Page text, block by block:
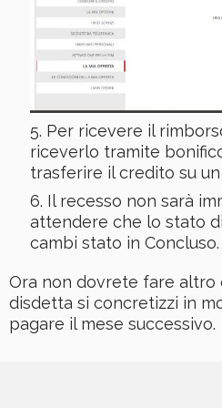
Per ricevere il
riceverlo tramite
trasferire il credito su
Il recesso non sarà
attendere che lo stato
cambi stato in Concluso.
Ora non dovrete fare altro
disdetta si concretizzi in
pagare il mese successivo.